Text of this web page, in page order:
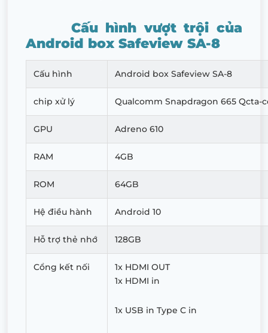
Cấu hình vượt trội của
Android box Safeview SA-8
Cấu hình Android box Safeview SA-8
chip xử lý Qualcomm Snapdragon 665 Qcta-
GPU Adreno 610
RAM 4GB
ROM 64GB
Hệ điều hành Android 10
Hỗ trợ thẻ nhớ 128GB
Cổng kết nối
1x HDMI OUT
1x HDMI in
1x USB in Type C in